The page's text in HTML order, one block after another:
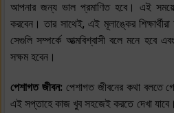
আপনার জন্য ভাল প্রমাণিত হবে। এই
করবেন। তার সাথেই, এই মূলাঙ্কের
সেগুলি সম্পর্কে আত্মবিশ্বাসী বলে মনে হবে
সক্ষম হবেন।
পেশাগত জীবন: পেশাগত জীবনের কথা বলতে
এই সপ্তাহে কাজ খুব সহজেই করতে দেখা